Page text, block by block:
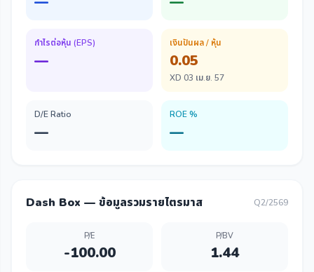
กำไรต่อหุ้น (EPS)
—
เงินปันผล / หุ้น
0.05
XD 03 เม.ย. 57
D/E Ratio
—
ROE %
—
Dash Box — ข้อมูลรวมรายไตรมาส Q2/2569
P/E
-100.00
P/BV
1.44